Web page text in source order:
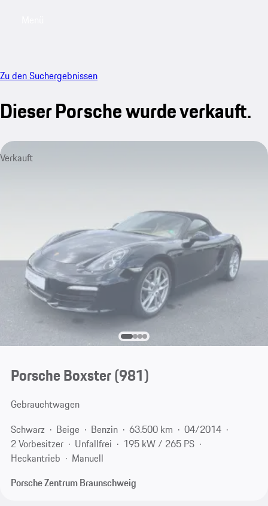
Zu den Suchergebnissen
Dieser Porsche wurde verkauft.
Verkauft
Porsche Boxster(981)
Gebrauchtwagen
Schwarz
Beige Benzin 63.500 km
04/2014
2 Vorbesitzer
Unfallfrei
195 kW / 265 PS
Heckantrieb
Manuell
Porsche Zentrum Braunschweig